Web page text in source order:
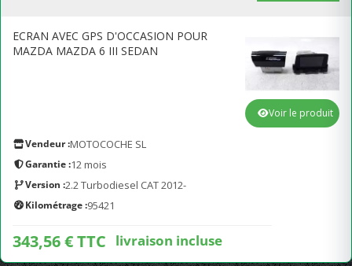
ECRAN AVEC GPS D'OCCASION POUR
MAZDA MAZDA 6 III SEDAN
Vendeur :MOTOCOCHE SL
Garantie :12 mois
Version :2.2 Turbodiesel CAT 2012-
Kilométrage :95421
343,56 € TTC livraison incluse
Voir le produit